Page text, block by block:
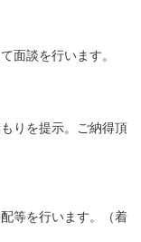
面談を行います。
りを提示。ご納得頂
等を行います。（着